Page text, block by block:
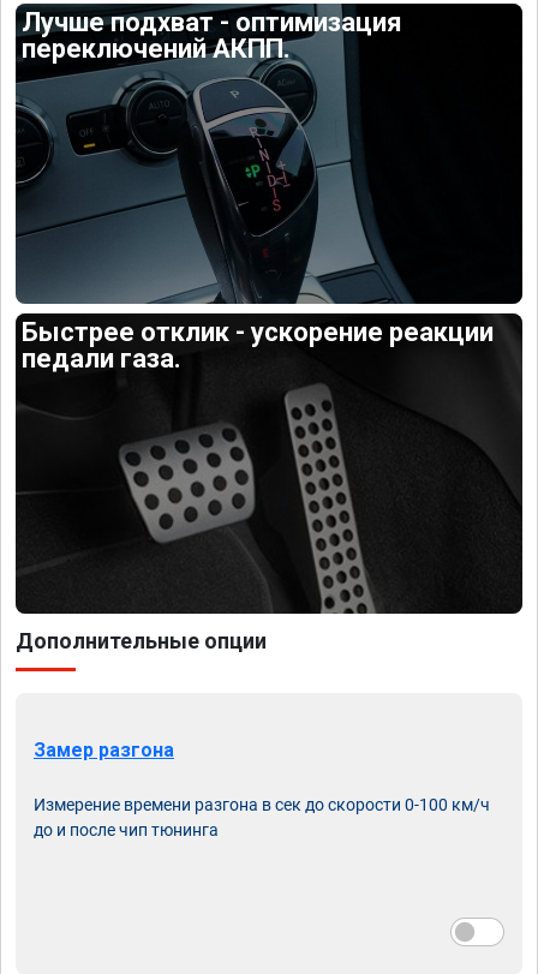
Лучше подхват - оптимизация
переключений АКПП.
Быстрее отклик - ускорение реакции
педали газа.
Дополнительные опции
Замер разгона
Измерение времени разгона в сек до скорости 0-100 км/ч
до и после чип тюнинга